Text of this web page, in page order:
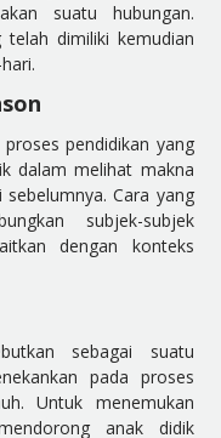
suatu hubungan.
telah dimiliki kemudian
pendidikan yang
dalam melihat makna
Cara yang
subjek-subjek
dengan konteks
sebagai suatu
pada proses
Untuk menemukan
anak didik